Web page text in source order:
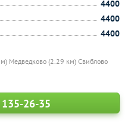
Медведково (2.29 км) Свиблово
4400
4400
4400
26-35